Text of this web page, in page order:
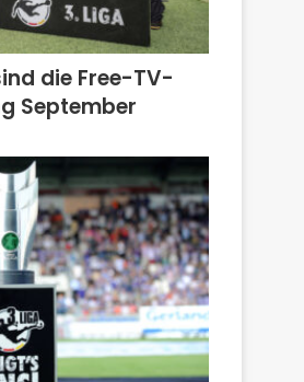
die Free-TV-
September